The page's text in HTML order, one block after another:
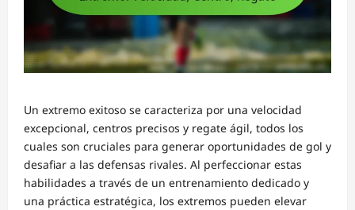
Un extremo exitoso se caracteriza por una velocidad
excepcional, centros precisos y regate ágil, todos los
cuales son cruciales para generar oportunidades de gol y
desafiar a las defensas rivales. Al perfeccionar estas
habilidades a través de un entrenamiento dedicado y
una práctica estratégica, los extremos pueden elevar